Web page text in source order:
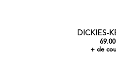
DICKIES-
+ de